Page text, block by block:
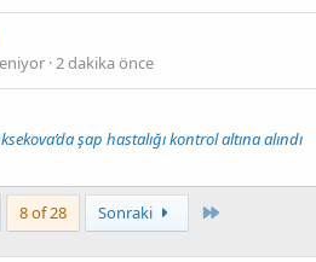
2 dakika önce
şap hastalığı kontrol altına alındı
8 of 28 Sonraki